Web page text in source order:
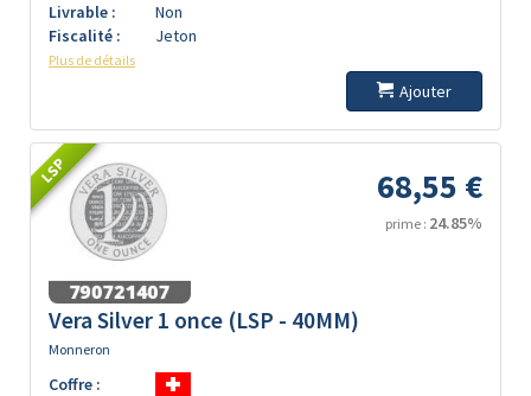
Livrable :
Non
Fiscalité :
Jeton
Plus de détails
Ajouter
LSP 68,55 €
prime : 24.85%
Vera Silver 1 once (LSP - 40MM)
Monneron
Coffre :